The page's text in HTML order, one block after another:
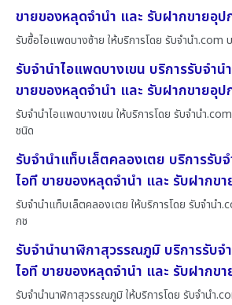
ขายของหลุดจำนำ และ รับฝากขายอุ
รับซื้อไอแพดบางซ้าย ให้บริการโดย รับจํานํา.com
รับจำนำไอแพดบางเขน บริการรับจำ
ขายของหลุดจำนำ และ รับฝากขายอุ
รับจำนำไอแพดบางเขน ให้บริการโดย รับจํานํา
ชนิด
รับจำนำแท็บเล็ตคลองเตย บริการรับ
ไอที ขายของหลุดจำนำ และ รับฝากข
รับจำนำแท็บเล็ตคลองเตย ให้บริการโดย รับจํานํา
กช
รับจำนำนาฬิกาสุวรรณภูมิ บริการรับ
ไอที ขายของหลุดจำนำ และ รับฝากข
รับจำนำนาฬิกาสุวรรณภูมิ ให้บริการโดย รับจํานํา